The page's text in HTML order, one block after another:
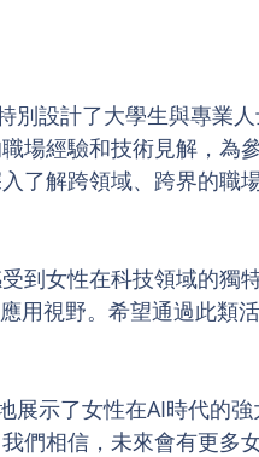
別設計了大學生與專業
場經驗和技術見解，為
了解跨領域、跨界的職
到女性在科技領域的獨
用視野。希望通過此類
展示了女性在AI時代的
們相信，未來會有更多